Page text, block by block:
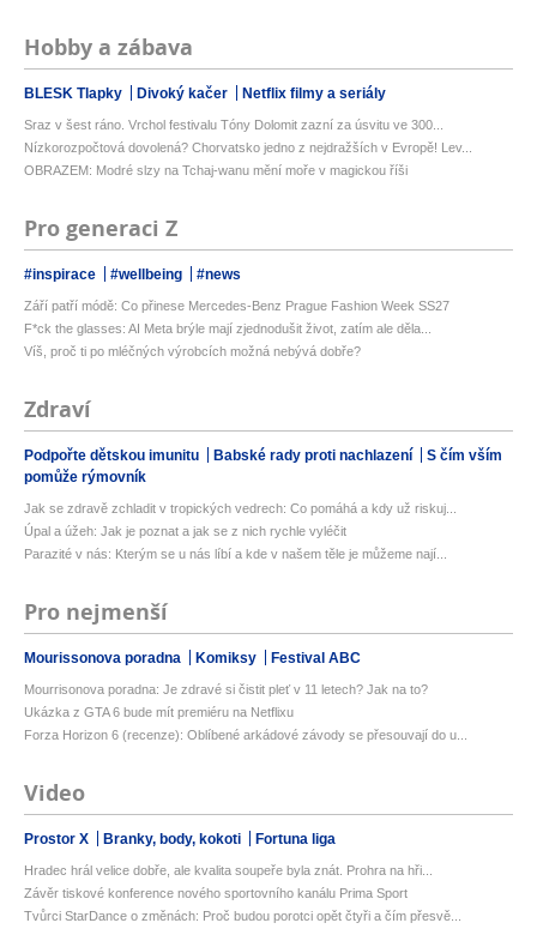
Hobby a zábava
BLESK Tlapky Divoký kačer Netflix filmy a seriály
Sraz v šest ráno. Vrchol festivalu Tóny Dolomit zazní za úsvitu ve 300...
Nízkorozpočtová dovolená? Chorvatsko jedno z nejdražších v Evropě! Lev...
OBRAZEM: Modré slzy na Tchaj-wanu mění moře v magickou říši
Pro generaci Z
#inspirace #wellbeing #news
Září patří módě: Co přinese Mercedes-Benz Prague Fashion Week SS27
F*ck the glasses: AI Meta brýle mají zjednodušit život, zatím ale děla...
Víš, proč ti po mléčných výrobcích možná nebývá dobře?
Zdraví
Podpořte dětskou imunitu Babské rady proti nachlazení
S čím vším
pomůže rýmovník
Jak se zdravě zchladit v tropických vedrech: Co pomáhá a kdy už riskuj...
Úpal a úžeh: Jak je poznat a jak se z nich rychle vyléčit
Parazité v nás: Kterým se u nás líbí a kde v našem těle je můžeme nají...
Pro nejmenší
Mourissonova poradna Komiksy Festival ABC
Mourrisonova poradna: Je zdravé si čistit pleť v 11 letech? Jak na to?
Ukázka z GTA 6 bude mít premiéru na Netflixu
Forza Horizon 6 (recenze): Oblíbené arkádové závody se přesouvají do u...
Video
Prostor X Branky, body, kokoti Fortuna liga
Hradec hrál velice dobře, ale kvalita soupeře byla znát. Prohra na hři...
Závěr tiskové konference nového sportovního kanálu Prima Sport
Tvůrci StarDance o změnách: Proč budou porotci opět čtyři a čím přesvě...